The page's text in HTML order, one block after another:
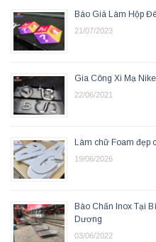
Báo Giá Làm Hộp
21/07/2023
Gia Công Xi Mạ
22/06/2021
Làm chữ Foam đẹp
19/06/2026
Bào Chấn Inox Tại
Dương
03/06/2022